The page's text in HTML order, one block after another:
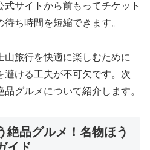
サイトから前もってチケット
ち時間を短縮できます。
山旅行を快適に楽しむために
避ける工夫が不可欠です。次
グルメについて紹介します。
絶品グルメ！名物ほう
イド